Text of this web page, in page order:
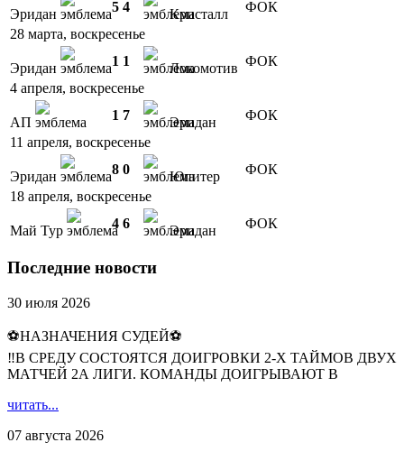
Эридан 5 4 Кристалл
ФОК
28 марта, воскресенье
Эридан 1 1 Локомотив ФОК
4 апреля, воскресенье
АП 1 7 Эридан
ФОК
11 апреля, воскресенье
Эридан 8 0 Юпитер
ФОК
18 апреля, воскресенье
Май Тур 4 6 Эридан ФОК
Последние новости
30 июля 2026
⚽НАЗНАЧЕНИЯ СУДЕЙ⚽
‼В СРЕДУ СОСТОЯТСЯ ДОИГРОВКИ 2-Х ТАЙМОВ ДВУХ
МАТЧЕЙ 2А ЛИГИ. КОМАНДЫ ДОИГРЫВАЮТ В
читать...
07 августа 2026